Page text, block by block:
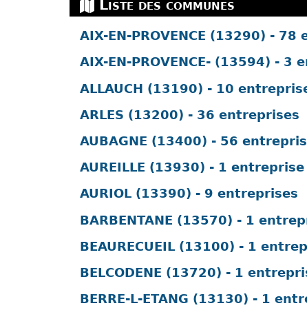
Liste des communes
AIX-EN-PROVENCE (13290) -
AIX-EN-PROVENCE- (13594) - 3
ALLAUCH (13190) - 10
ARLES (13200) - 36 entreprises
AUBAGNE (13400) - 56
AUREILLE (13930) - 1 entreprise
AURIOL (13390) - 9 entreprises
BARBENTANE (13570) - 1
BEAURECUEIL (13100) - 1
BELCODENE (13720) - 1
BERRE-L-ETANG (13130) - 1